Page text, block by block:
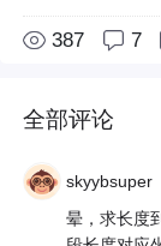
387 7
全部评论
skyybsuper
晕，求长度